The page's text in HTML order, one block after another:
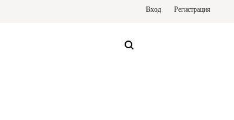
Вход Регистрация